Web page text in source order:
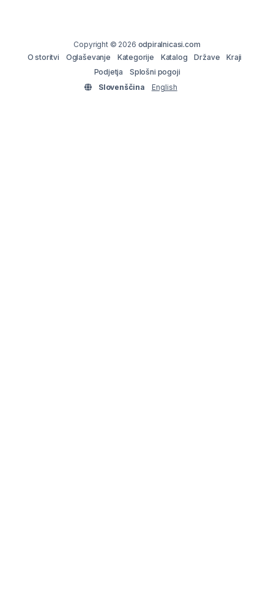
Copyright © 2026 odpiralnicasi.com
O storitvi
Oglaševanje Kategorije Katalog Države
Kraji
Podjetja
Splošni pogoji
Slovenščina
English